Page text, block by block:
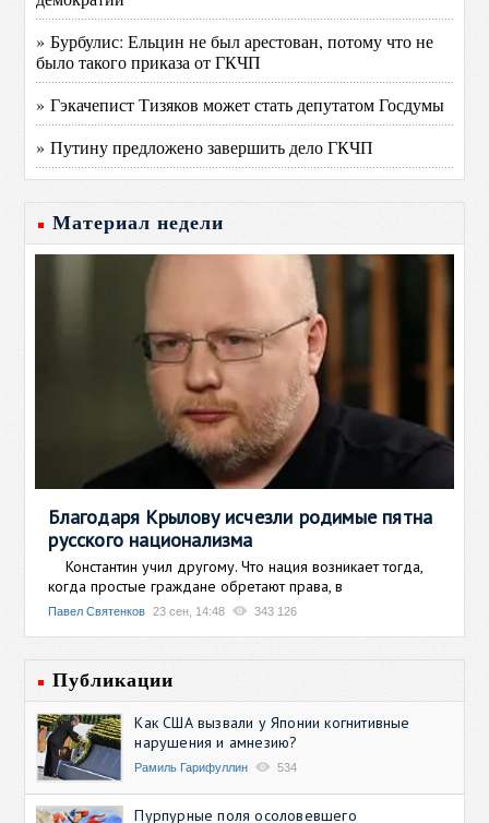
» Бурбулис: Ельцин не был арестован, потому что не
было такого приказа от ГКЧП
» Гэкачепист Тизяков может стать депутатом Госдумы
» Путину предложено завершить дело ГКЧП
Материал недели
Благодаря Крылову исчезли родимые пятна
русского национализма
Константин учил другому. Что нация возникает тогда,
когда простые граждане обретают права, в
Павел Святенков 23 сен, 14:48 343 126
Публикации
Как США вызвали у Японии когнитивные
нарушения и амнезию?
Рамиль Гарифуллин 534
Пурпурные поля осоловевшего